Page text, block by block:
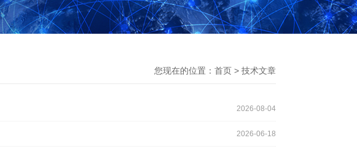
您现在的位置： 首页 > 技术文章
2026-08-04
2026-06-18